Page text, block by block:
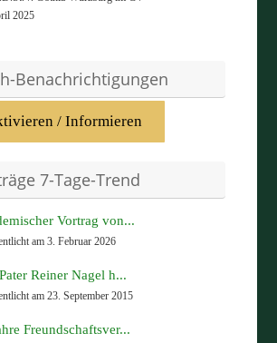
2025
Benachrichtigungen
/ Informieren
7-Tage-Trend
Vortrag von...
am 3. Februar 2026
Reiner Nagel h...
am 23. September 2015
Freundschaftsver...